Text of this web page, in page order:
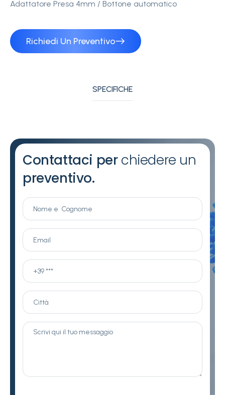
Adattatore Presa 4mm / Bottone automatico
Richiedi Un Preventivo
SPECIFICHE
Contattaci perchiedere un
preventivo.